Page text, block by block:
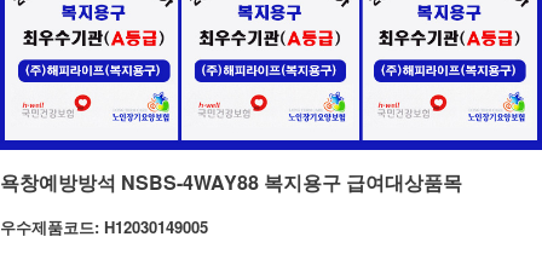
욕창예방방석 NSBS-4WAY88 복지용구 급여대상품목
우수제품코드: H12030149005